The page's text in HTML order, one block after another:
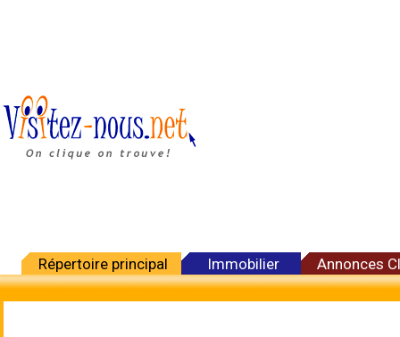
Répertoire principal Immobilier Annonces